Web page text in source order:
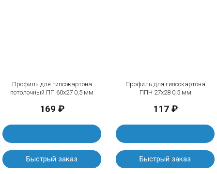
Профиль для гипсокартона
потолочный ПП 60х27 0,5 мм
169 ₽
Быстрый заказ
Профиль для гипсокартона
ППН 27х28 0,5 мм
117 ₽
Быстрый заказ